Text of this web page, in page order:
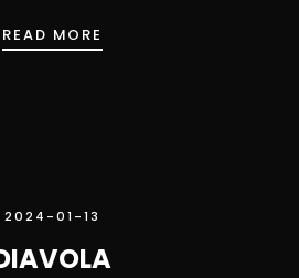
READ MORE
2024-01-13